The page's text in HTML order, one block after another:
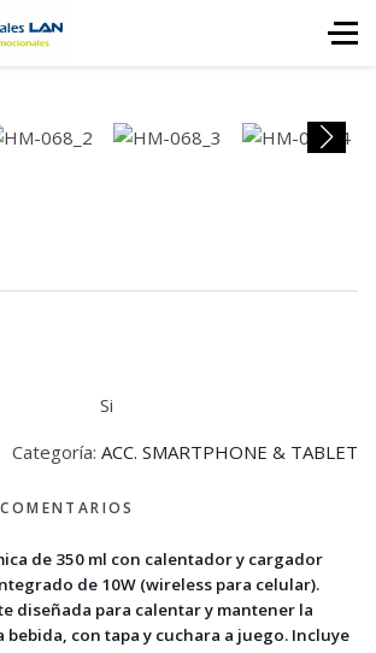
Si
Categoría: ACC. SMARTPHONE & TABLET
COMENTARIOS
de 350 ml con calentador y cargador
de 10W (wireless para celular).
diseñada para calentar y mantener la
bebida, con tapa y cuchara a juego. Incluye